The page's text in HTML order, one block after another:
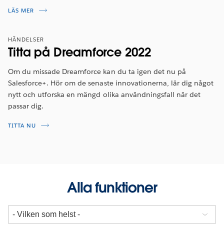
LÄS MER
HÄNDELSER
Titta på Dreamforce 2022
Om du missade Dreamforce kan du ta igen det nu på
Salesforce+. Hör om de senaste innovationerna, lär dig något
nytt och utforska en mängd olika användningsfall när det
passar dig.
TITTA NU
Alla funktioner